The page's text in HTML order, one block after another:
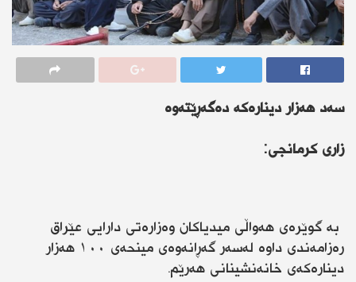
سەد هەزار دینارەکە دەگەڕێتەوە
زارى کرمانجى:
بە گوێرەی هەواڵی میدیاکان وەزارەتی دارایی عێراق
رەزامەندی داوە لەسەر گەڕانەوەی مینحەی ١٠٠ هەزار
دینارەکەی خانەنشینانی هەرێم.